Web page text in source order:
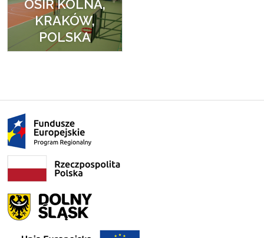
OSIR KOLNA,
KRAKÓW,
POLSKA